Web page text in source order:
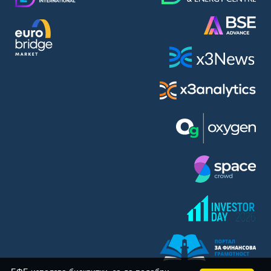
BASF SE (BAS)
Bayer AG (BAYN)
Bayerische Motoren Werke AG (BMW)
BE Semiconductor Industries N.V. (BSI)
Capital One Financial Corp. (CFX)